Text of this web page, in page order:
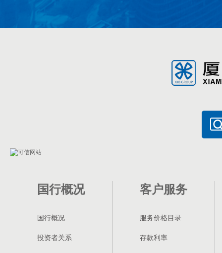
厦门国际银行业务连续性演练公告
厦门国际银行关于电话银行系统维护升级的公告
厦门国际银行关于完善个人住房贷款利率定价机制
关于厦门国际银行北京丰台支行换发《中华人民共
厦门国际银行关于调整存量个人住房贷款利率的公告
国行概况
国行概况
投资者关系
客户服务
服务价格目录
存款利率